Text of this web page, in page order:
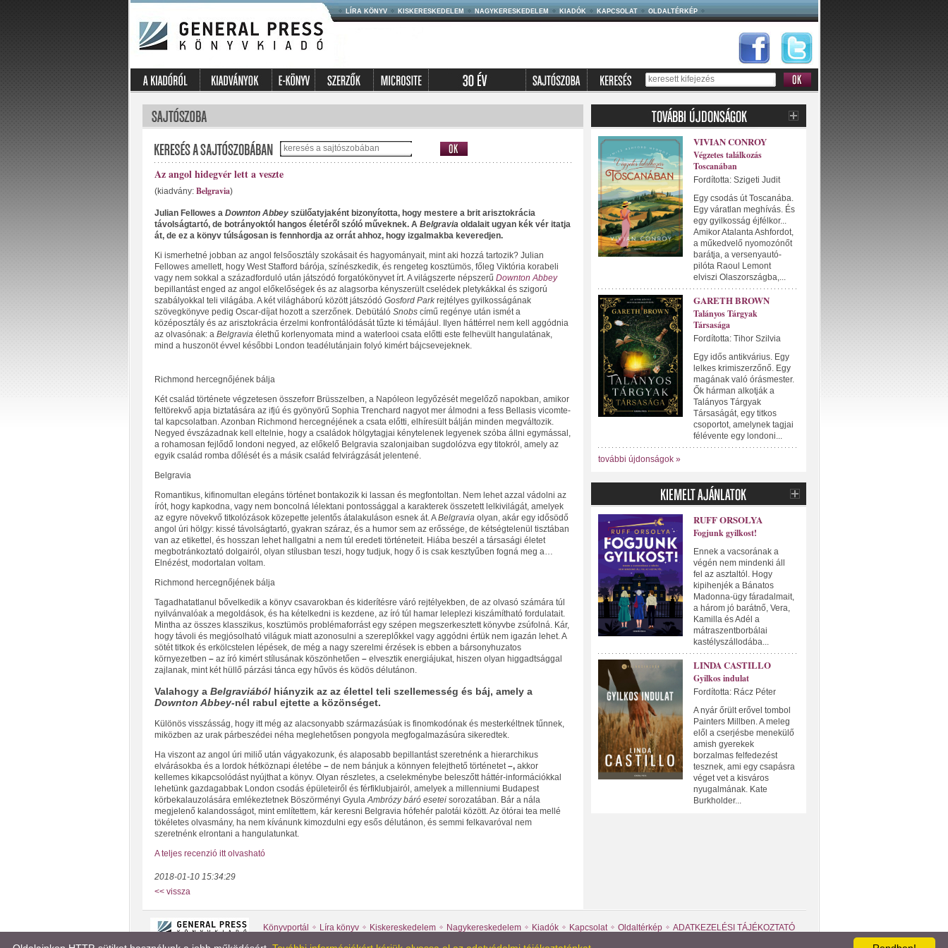
LÍRA KÖNYV KISKERESKEDELEM NAGYKERESKEDELEM KIADÓK KAPCSOLAT OLDALTÉRKÉP
Az angol hidegvér lett a veszte
(kiadvány: Belgravia)
Julian Fellowes a Downton Abbeyszülőatyjaként bizonyította, hogy mestere a brit arisztokrácia
távolságtartó, de botrányoktól hangos életéről szóló műveknek. A Belgraviaoldalait ugyan kék vér itatja
át, de ez a könyv túlságosan is fennhordja az orrát ahhoz, hogy izgalmakba keveredjen.
Ki ismerhetné jobban az angol felsőosztály szokásait és hagyományait, mint aki hozzá tartozik? Julian
Fellowes amellett, hogy West Stafford bárója, színészkedik, és rengeteg kosztümös, főleg Viktória korabeli
vagy nem sokkal a századforduló után játszódó forgatókönyvet írt. A világszerte népszerű Downton Abbey
bepillantást enged az angol előkelőségek és az alagsorba kényszerült cselédek pletykákkal és szigorú
szabályokkal teli világába. A két világháború között játszódó Gosford Park rejtélyes gyilkosságának
szövegkönyve pedig Oscar-díjat hozott a szerzőnek. Debütáló Snobscímű regénye után ismét a
középosztály és az arisztokrácia érzelmi konfrontálódását tűzte ki témájául. Ilyen háttérrel nem kell aggódnia
az olvasónak: a Belgraviaélethű korlenyomata mind a waterlooi csata előtti este felhevült hangulatának,
mind a huszonöt évvel későbbi London teadélutánjain folyó kimért bájcsevejeknek.
Richmond hercegnőjének bálja
Két család története végzetesen összeforr Brüsszelben, a Napóleon legyőzését megelőző napokban, amikor
feltörekvő apja biztatására az ifjú és gyönyörű Sophia Trenchard nagyot mer álmodni a fess Bellasis vicomte-
tal kapcsolatban. Azonban Richmond hercegnéjének a csata előtti, elhíresült bálján minden megváltozik.
Negyed évszázadnak kell eltelnie, hogy a családok hölgytagjai kénytelenek legyenek szóba állni egymással,
a rohamosan fejlődő londoni negyed, az előkelő Belgravia szalonjaiban sugdolózva egy titokról, amely az
egyik család romba dőlését és a másik család felvirágzását jelentené.
Belgravia
Romantikus, kifinomultan elegáns történet bontakozik ki lassan és megfontoltan. Nem lehet azzal vádolni az
írót, hogy kapkodna, vagy nem boncolná lélektani pontossággal a karakterek összetett lelkivilágát, amelyek
az egyre növekvő titkolózások közepette jelentős átalakuláson esnek át. ABelgraviaolyan, akár egy idősödő
angol úri hölgy: kissé távolságtartó, gyakran száraz, és a humor sem az erőssége, de kétségtelenül tisztában
van az etikettel, és hosszan lehet hallgatni a nem túl eredeti történeteit. Hiába beszél a társasági életet
megbotránkoztató dolgairól, olyan stílusban teszi, hogy tudjuk, hogy ő is csak kesztyűben fogná meg a…
Elnézést, modortalan voltam.
Richmond hercegnőjének bálja
Tagadhatatlanul bővelkedik a könyv csavarokban és kiderítésre váró rejtélyekben, de az olvasó számára túl
nyilvánvalóak a megoldások, és ha kételkedni is kezdene, az író túl hamar leleplezi kiszámítható fordulatait.
Mintha az összes klasszikus, kosztümös problémaforrást egy szépen megszerkesztett könyvbe zsúfolná. Kár,
hogy távoli és megjósolható világuk miatt azonosulni a szereplőkkel vagy aggódni értük nem igazán lehet. A
sötét titkok és erkölcstelen lépések, de még a nagy szerelmi érzések is ebben a bársonyhuzatos
környezetben – az író kimért stílusának köszönhetően – elvesztik energiájukat, hiszen olyan higgadtsággal
zajlanak, mint két hüllő párzási tánca egy hűvös és ködös délutánon.
Valahogy a Belgraviábólhiányzik az az élettel teli szellemesség és báj, amely a
Downton Abbey-nél rabul ejtette a közönséget.
Különös visszásság, hogy itt még az alacsonyabb származásúak is finomkodónak és mesterkéltnek tűnnek,
miközben az urak párbeszédei néha meglehetősen pongyola megfogalmazásúra sikeredtek.
Ha viszont az angol úri miliő után vágyakozunk, és alaposabb bepillantást szeretnénk a hierarchikus
elvárásokba és a lordok hétköznapi életébe –de nem bánjuk a könnyen felejthető történetet–,akkor
kellemes kikapcsolódást nyújthat a könyv. Olyan részletes, a cselekménybe beleszőtt háttér-információkkal
lehetünk gazdagabbak London csodás épületeiről és férfiklubjairól, amelyek a millenniumi Budapest
körbekalauzolására emlékeztetnek Böszörményi GyulaAmbrózy báró esetei sorozatában. Bár a nála
megjelenő kalandosságot, mint említettem, kár keresni Belgravia hófehér palotái között. Az ötórai tea mellé
tökéletes olvasmány, ha nem kívánunk kimozdulni egy esős délutánon, és semmi felkavaróval nem
szeretnénk elrontani a hangulatunkat.
A teljes recenzió itt olvasható
2018-01-10 15:34:29
<< vissza
VIVIAN CONROY
Végzetes találkozás
Toscanában
Fordította: Szigeti Judit
Egy csodás út Toscanába.
Egy váratlan meghívás. És
egy gyilkosság éjfélkor...
Amikor Atalanta Ashfordot,
a műkedvelő nyomozónőt
barátja, a versenyautó-
pilóta Raoul Lemont
elviszi Olaszországba,...
GARETH BROWN
Talányos Tárgyak
Társasága
Fordította: Tihor Szilvia
Egy idős antikvárius. Egy
lelkes krimiszerzőnő. Egy
magának való órásmester.
Ők hárman alkotják a
Talányos Tárgyak
Társaságát, egy titkos
csoportot, amelynek tagjai
félévente egy londoni...
további újdonságok »
RUFF ORSOLYA
Fogjunk gyilkost!
Ennek a vacsorának a
végén nem mindenki áll
fel az asztaltól. Hogy
kipihenjék a Bánatos
Madonna-ügy fáradalmait,
a három jó barátnő, Vera,
Kamilla és Adél a
mátraszentborbálai
kastélyszállodába...
LINDA CASTILLO
Gyilkos indulat
Fordította: Rácz Péter
A nyár őrült erővel tombol
Painters Millben. A meleg
elől a cserjésbe menekülő
amish gyerekek
borzalmas felfedezést
tesznek, ami egy csapásra
véget vet a kisváros
nyugalmának. Kate
Burkholder...
Könyvportál Líra könyv Kiskereskedelem Nagykereskedelem Kiadók Kapcsolat Oldaltérkép ADATKEZELÉSI TÁJÉKOZTATÓ